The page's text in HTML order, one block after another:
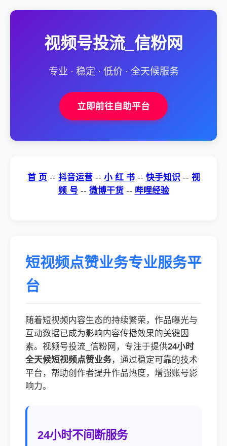
视频号投流_信粉网
专业 · 稳定 · 低价 · 全天候服务
立即前往自助平台
首 页 -- 抖音运营-- 小 红 书-- 快手知识 -- 视
频 号-- 微博干货-- 哔哩经验
短视频点赞业务专业服务平
台
随着短视频内容生态的持续繁荣，作品曝光与
互动数据已成为影响内容传播效果的关键因
素。视频号投流_信粉网，专注于提供24小时
全天候短视频点赞业务，通过稳定可靠的技术
平台，帮助创作者提升作品热度，增强账号影
响力。
24小时不间断服务